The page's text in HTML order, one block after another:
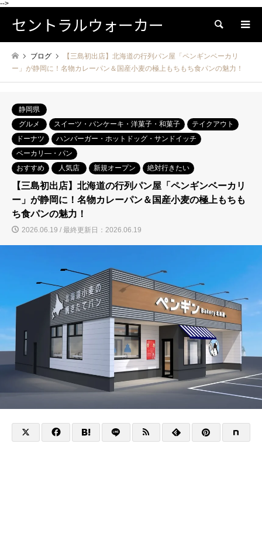
-->
セントラルウォーカー 検索
ブログ
【三島初出店】北海道の行列パン屋「ペンギンベーカリ
ー」が静岡に！名物カレーパン＆国産小麦の極上もちもち食パンの魅力！
静岡県
グルメ
スイーツ・パンケーキ・洋菓子・和菓子
テイクアウト
ドーナツ
ハンバーガー・ホットドッグ・サンドイッチ
ベーカリ―・パン
おすすめ
人気店 新規オープン 絶対行きたい
【三島初出店】北海道の行列パン屋「ペンギンベーカリ
ー」が静岡に！名物カレーパン＆国産小麦の極上もちも
ち食パンの魅力！
2026.06.19 / 最終更新日：2026.06.19